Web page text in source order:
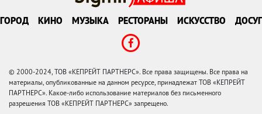
ГОРОД КИНО МУЗЫКА РЕСТОРАНЫ ИСКУССТВО ДОСУГ
© 2000-2024, ТОВ «КЕПРЕЙТ ПАРТНЕРС». Все права защищены. Все права на
материалы, опубликованные на данном ресурсе, принадлежат ТОВ «КЕПРЕЙТ
ПАРТНЕРС». Какое-либо использование материалов без письменного
разрешения ТОВ «КЕПРЕЙТ ПАРТНЕРС» запрещено.